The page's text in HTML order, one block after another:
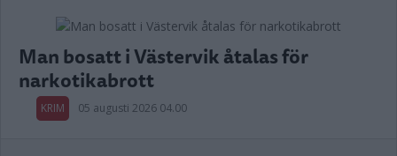
Man bosatt i Västervik åtalas för
narkotikabrott
KRIM 05 augusti 2026 04.00